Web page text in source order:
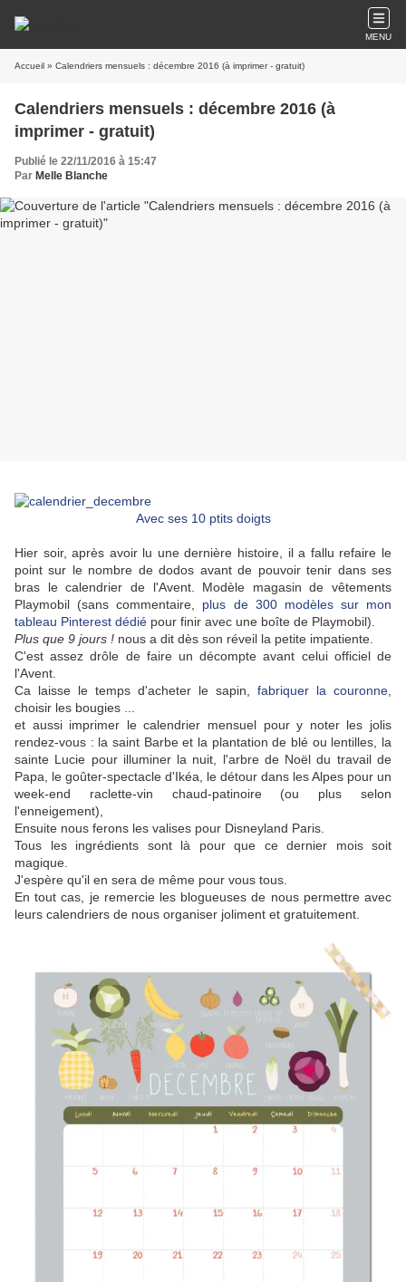
MENU
Accueil » Calendriers mensuels : décembre 2016 (à imprimer - gratuit)
Calendriers mensuels : décembre 2016 (à
imprimer - gratuit)
Publié le 22/11/2016 à 15:47
Par Melle Blanche
Avec ses 10 ptits doigts
Hier soir, après avoir lu une dernière histoire, il a fallu refaire le
point sur le nombre de dodos avant de pouvoir tenir dans ses
bras le calendrier de l'Avent. Modèle magasin de vêtements
Playmobil (sans commentaire, plus de 300 modèles sur mon
tableau Pinterest dédié pour finir avec une boîte de Playmobil).
Plus que 9 jours ! nous a dit dès son réveil la petite impatiente.
C'est assez drôle de faire un décompte avant celui officiel de
l'Avent.
Ca laisse le temps d'acheter le sapin, fabriquer la couronne
choisir les bougies ...
et aussi imprimer le calendrier mensuel pour y noter les jolis
rendez-vous : la saint Barbe et la plantation de blé ou lentilles, la
sainte Lucie pour illuminer la nuit, l'arbre de Noël du travail de
Papa, le goûter-spectacle d'Ikéa, le détour dans les Alpes pour un
week-end raclette-vin chaud-patinoire (ou plus selon
l'enneigement),
Ensuite nous ferons les valises pour Disneyland Paris.
Tous les ingrédients sont là pour que ce dernier mois soit
magique.
J'espère qu'il en sera de même pour vous tous.
En tout cas, je remercie les blogueuses de nous permettre avec
leurs calendriers de nous organiser joliment et gratuitement.